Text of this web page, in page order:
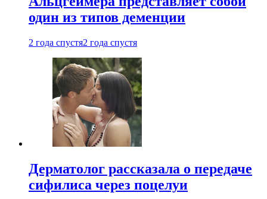
один из типов деменции
2 года спустя2 года спустя
Дерматолог рассказала о передаче
сифилиса через поцелуи